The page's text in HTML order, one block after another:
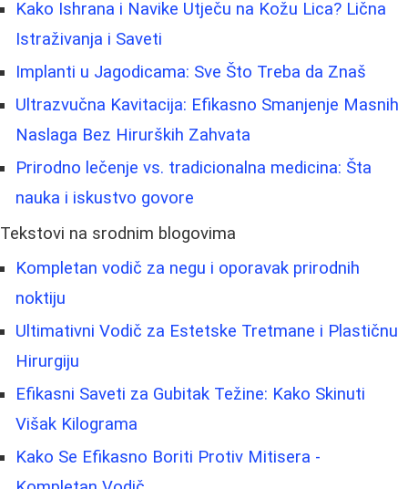
Kako Ishrana i Navike Utječu na Kožu Lica? Lična
Istraživanja i Saveti
Implanti u Jagodicama: Sve Što Treba da Znaš
Ultrazvučna Kavitacija: Efikasno Smanjenje Masnih
Naslaga Bez Hirurških Zahvata
Prirodno lečenje vs. tradicionalna medicina: Šta
nauka i iskustvo govore
Tekstovi na srodnim blogovima
Kompletan vodič za negu i oporavak prirodnih
noktiju
Ultimativni Vodič za Estetske Tretmane i Plastičnu
Hirurgiju
Efikasni Saveti za Gubitak Težine: Kako Skinuti
Višak Kilograma
Kako Se Efikasno Boriti Protiv Mitisera -